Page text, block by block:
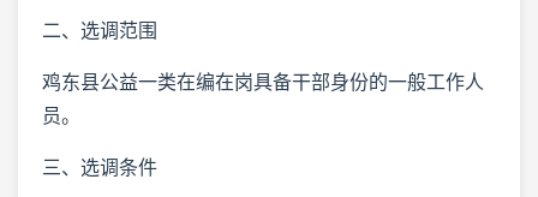
二、选调范围
鸡东县公益一类在编在岗具备干部身份的一般工作人
员。
三、选调条件